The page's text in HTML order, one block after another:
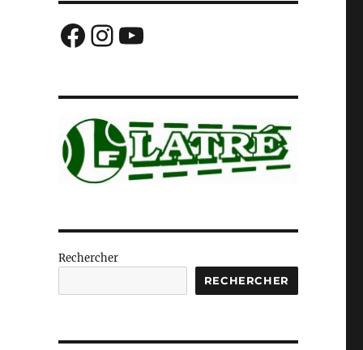
Facebook
Instagram
YouTube
Rechercher
RECHERCHER